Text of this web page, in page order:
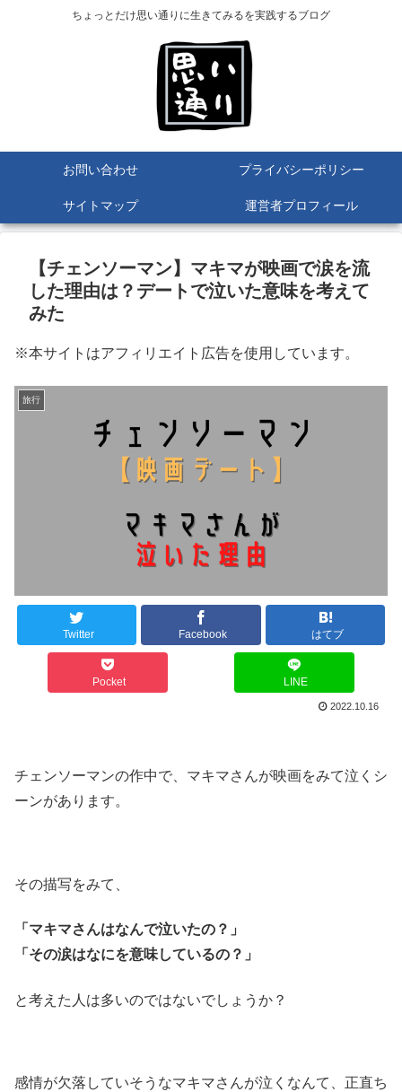
ちょっとだけ思い通りに生きてみるを実践するブログ
お問い合わせ プライバシーポリシー
サイトマップ 運営者プロフィール
【チェンソーマン】マキマが映画で涙を流
した理由は？デートで泣いた意味を考えて
みた
※本サイトはアフィリエイト広告を使用しています。
旅行
Twitter Facebook はてブ
Pocket LINE
2022.10.16
チェンソーマンの作中で、マキマさんが映画をみて泣くシ
ーンがあります。
その描写をみて、
「マキマさんはなんで泣いたの？」
「その涙はなにを意味しているの？」
と考えた人は多いのではないでしょうか？
感情が欠落していそうなマキマさんが泣くなんて、正直ち